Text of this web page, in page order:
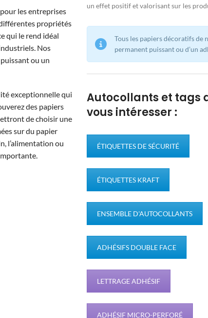
les entreprises
propriétés
qui le rend idéal
Nos
ou un
exceptionnelle qui
des papiers
de choisir une
sur du papier
l’alimentation ou
un effet positif et valorisant sur les
Tous les papiers décoratifs de
permanent puissant ou d’un
Autocollants et tags
vous intéresser :
ÉTIQUETTES DE SÉCURITÉ
ÉTIQUETTES KRAFT
ENSEMBLE D'AUTOCOLLANTS
ADHÉSIFS DOUBLE FACE
LETTRAGE ADHÉSIF
ADHÉSIF MICRO-PERFORÉ